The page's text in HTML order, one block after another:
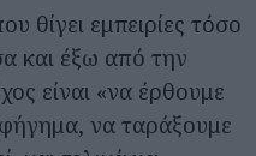
θίγει εμπειρίες τόσο
και έξω από την
είναι «να έρθουμε
να ταράξουμε